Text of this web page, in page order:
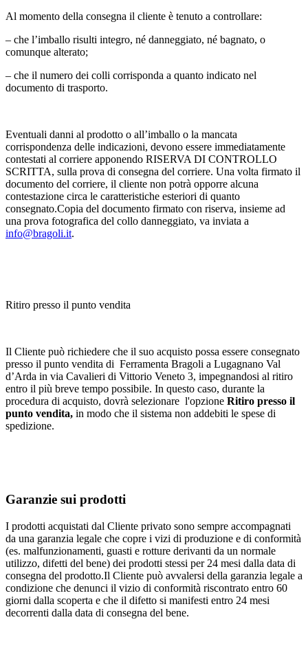
Al momento della consegna il cliente è tenuto a controllare:
– che l’imballo risulti integro, né danneggiato, né bagnato, o
comunque alterato;
– che il numero dei colli corrisponda a quanto indicato nel
documento di trasporto.
Eventuali danni al prodotto o all’imballo o la mancata
corrispondenza delle indicazioni, devono essere immediatamente
contestati al corriere apponendo RISERVA DI CONTROLLO
SCRITTA, sulla prova di consegna del corriere. Una volta firmato il
documento del corriere, il cliente non potrà opporre alcuna
contestazione circa le caratteristiche esteriori di quanto
consegnato.Copia del documento firmato con riserva, insieme ad
una prova fotografica del collo danneggiato, va inviata a
info@bragoli.it.
Ritiro presso il punto vendita
Il Cliente può richiedere che il suo acquisto possa essere consegnato
presso il punto vendita di Ferramenta Bragoli a Lugagnano Val
d’Arda in via Cavalieri di Vittorio Veneto 3, impegnandosi al ritiro
entro il più breve tempo possibile. In questo caso, durante la
procedura di acquisto, dovrà selezionare l'opzione Ritiro presso il
punto vendita, in modo che il sistema non addebiti le spese di
spedizione.
Garanzie sui prodotti
I prodotti acquistati dal Cliente privato sono sempre accompagnati
da una garanzia legale che copre i vizi di produzione e di conformità
(es. malfunzionamenti, guasti e rotture derivanti da un normale
utilizzo, difetti del bene) dei prodotti stessi per 24 mesi dalla data di
consegna del prodotto.Il Cliente può avvalersi della garanzia legale a
condizione che denunci il vizio di conformità riscontrato entro 60
giorni dalla scoperta e che il difetto si manifesti entro 24 mesi
decorrenti dalla data di consegna del bene.